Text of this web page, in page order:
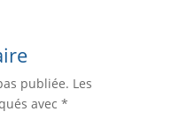
publiée. Les
avec *